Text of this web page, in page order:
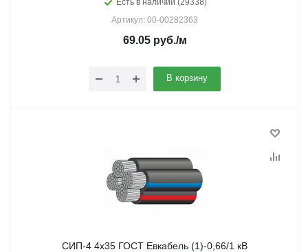
Есть в наличии (29338)
Артикул: 00-00282363
69.05руб./м
В корзину
СИП-4 4х35 ГОСТ Евкабель (1)-0,66/1 кВ